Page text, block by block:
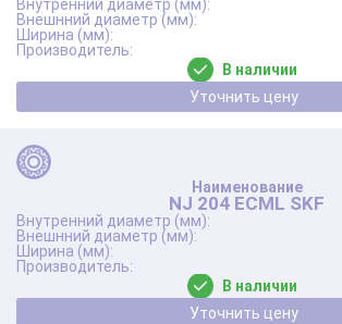
В наличии
Уточнить цену
NJ 204 ECML SKF
В наличии
Уточнить цену